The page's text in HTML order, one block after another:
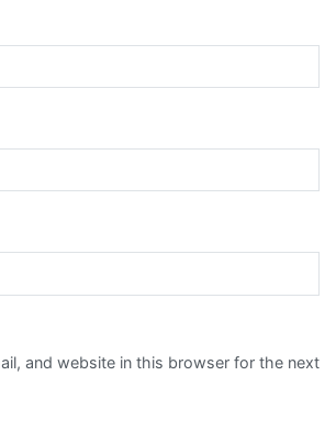
and website in this browser for the next